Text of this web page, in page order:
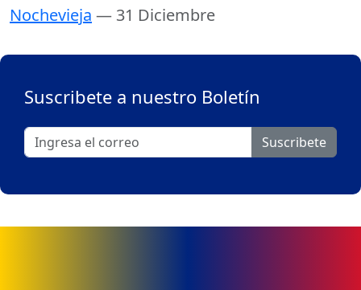
Nochevieja — 31 Diciembre
Suscribete a nuestro Boletín
Suscribete